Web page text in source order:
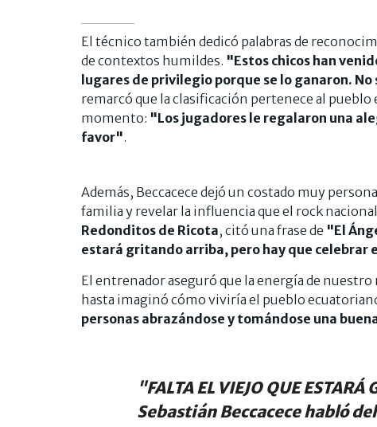
El técnico también dedicó palabras de
de contextos humildes. "Estos chicos han
lugares de privilegio porque se lo ganaron.
remarcó que la clasificación pertenece al
momento: "Los jugadores le regalaron una
favor".
Además, Beccacece dejó un costado muy
familia y revelar la influencia que el rock
Redonditos de Ricota, citó una frase de "El
estará gritando arriba, pero hay que celebrar
El entrenador aseguró que la energía de
hasta imaginó cómo viviría el pueblo
personas abrazándose y tomándose una
"FALTA EL VIEJO QUE
Sebastián Beccacece habló